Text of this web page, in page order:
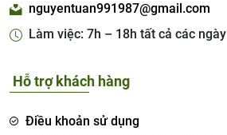
nguyentuan991987@gmail.com
Làm việc: 7h – 18h tất cả các ngày
Hỗ trợ khách hàng
Điều khoản sử dụng